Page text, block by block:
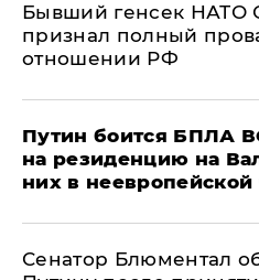
Бывший генсек НАТО
признал полный
отношении РФ
Путин боится БПЛА
на резиденцию на
них в неевропейской
Сенатор Блюментал